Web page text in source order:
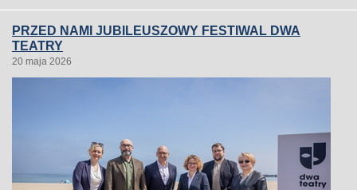
PRZED NAMI JUBILEUSZOWY FESTIWAL DWA
TEATRY
20 maja 2026